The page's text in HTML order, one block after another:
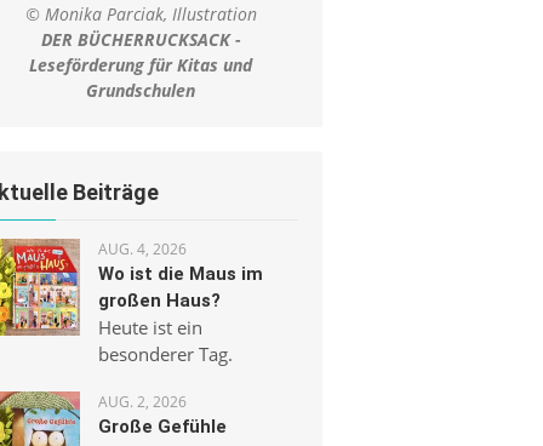
© Monika Parciak, Illustration
DER BÜCHERRUCKSACK -
Leseförderung für Kitas und
Grundschulen
Beiträge
AUG. 4, 2026
Wo ist die Maus im
großen Haus?
Heute ist ein
besonderer Tag.
AUG. 2, 2026
Große Gefühle